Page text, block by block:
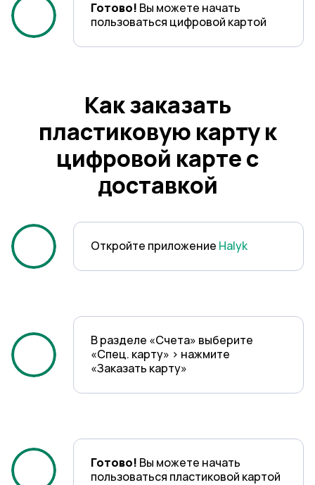
Готово! Вы можете начать
пользоваться цифровой картой
Как заказать
пластиковую карту к
цифровой карте с
доставкой
Откройте приложение Halyk
В разделе «Счета» выберите
«Спец. карту» > нажмите
«Заказать карту»
Готово! Вы можете начать
пользоваться пластиковой картой